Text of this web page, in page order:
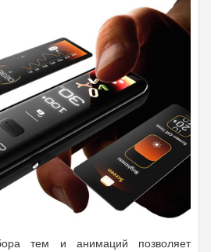
тем и анимаций позволяет